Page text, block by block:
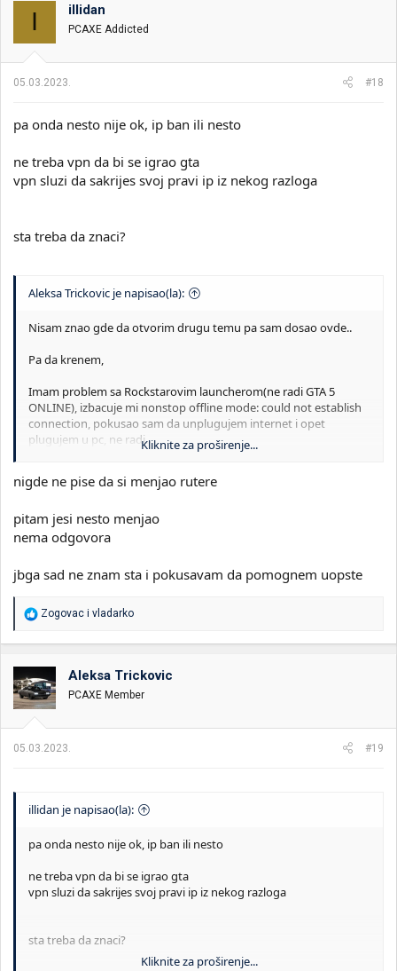
I illidan
PCAXE Addicted
05.03.2023. #18
pa onda nesto nije ok, ip ban ili nesto
ne treba vpn da bi se igrao gta
vpn sluzi da sakrijes svoj pravi ip iz nekog razloga
sta treba da znaci?
Aleksa Trickovic je napisao(la):
Nisam znao gde da otvorim drugu temu pa sam dosao ovde..
Pa da krenem,
Imam problem sa Rockstarovim launcherom(ne radi GTA 5
ONLINE), izbacuje mi nonstop offline mode: could not establish
connection, pokusao sam da unplugujem internet i opet
plugujem u pc, ne radi..
pokusao sam komandama u cmd-u, ne radi, pokusao sam preko
online mode, gledao sam razne forume, citao razne komentare
Zamolio bih vas ako mozete da mi pomognete jer nemam ideje
sta bih mogao da probam vise.
A evo i slike:
Pogledajte prilog 49528
Kliknite za proširenje...
nigde ne pise da si menjao rutere
pitam jesi nesto menjao
nema odgovora
jbga sad ne znam sta i pokusavam da pomognem uopste
R
a
o
v
a
n
:
Zogovac i vladarko
Aleksa Trickovic
PCAXE Member
05.03.2023. #19
illidan je napisao(la):
pa onda nesto nije ok, ip ban ili nesto
ne treba vpn da bi se igrao gta
vpn sluzi da sakrijes svoj pravi ip iz nekog razloga
sta treba da znaci?
Kliknite za proširenje...